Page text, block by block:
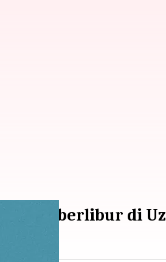
berlibur di